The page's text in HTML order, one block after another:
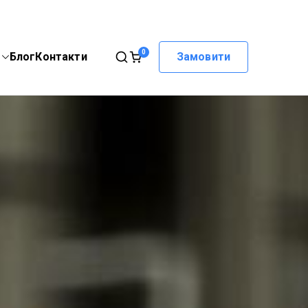
БлогКонтакти 0 Замовити